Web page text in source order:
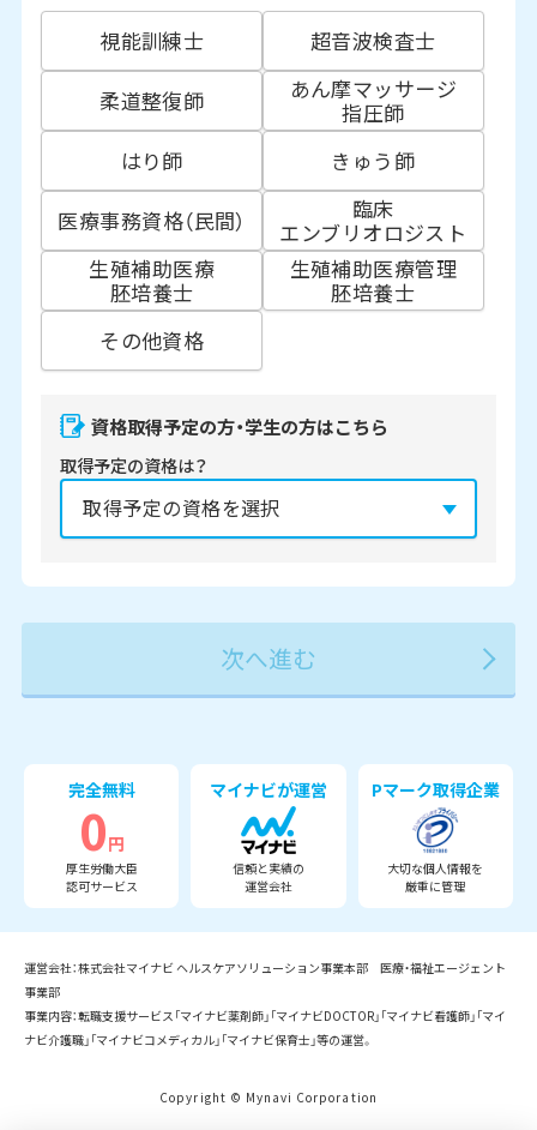
視能訓練士
超音波検査士
柔道整復師
あん摩マッサージ
指圧師
はり師
きゅう師
医療事務資格（民間）
臨床
エンブリオロジスト
生殖補助医療
胚培養士
生殖補助医療管理
胚培養士
その他資格
資格取得予定の方・学生の方はこちら
取得予定の資格は？
2027年 2028年 2029年 3月
完全無料
0円
厚生労働大臣
認可サービス
マイナビが運営
信頼と実績の
運営会社
Pマーク取得企業
大切な個人情報を
厳重に管理
運営会社：株式会社マイナビ ヘルスケアソリューション事業本部 医療・福祉エージェント
事業部
事業内容：転職支援サービス「マイナビ薬剤師」「マイナビDOCTOR」「マイナビ看護師」「マイ
ナビ介護職」「マイナビコメディカル」「マイナビ保育士」等の運営。
Copyright © Mynavi Corporation